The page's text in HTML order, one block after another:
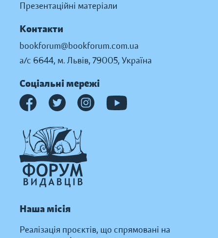
Презентаційні матеріали
Контакти
bookforum@bookforum.com.ua
а/с 6644, м. Львів, 79005, Україна
Соціальні мережі
Наша місія
Реалізація проєктів, що спрямовані на